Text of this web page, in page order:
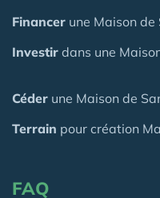
Financer une Maison de
Investir dans une
Céder une Maison de
Terrain pour création
FAQ